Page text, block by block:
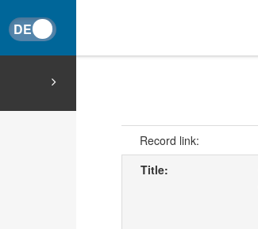
Record link:
Title: